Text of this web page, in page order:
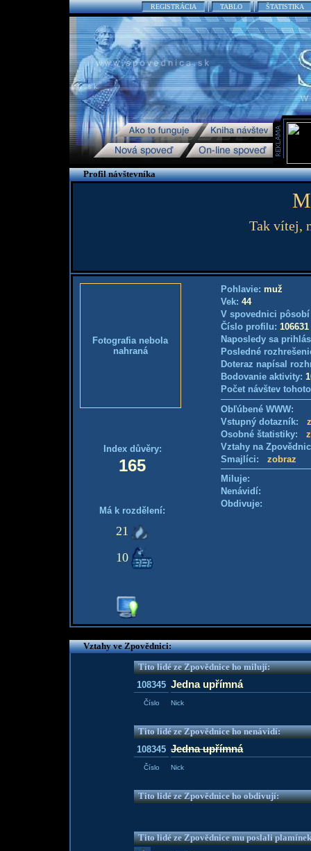
REGISTRÁCIA TABLO ŠTATISTIKA
Profil návštevníka
Tak vítej,
Fotografia nebola
nahraná
Index důvěry:
165
Má k rozdělení:
21
10
Pohlavie: muž
Vek: 44
V spovednici
Číslo profilu: 106631
Naposledy sa
Posledné
Doteraz napísal
Bodovanie aktivity:
Počet návštev
Obľúbené WWW:
Vstupný dotazník:
Osobné štatistiky:
Vztahy na
Smajlíci: zobraz
Miluje:
Nenávidí:
Obdivuje:
Vztahy ve Zpovědnici:
Tito lidé ze Zpovědnice ho milují:
108345 Jedna upřímná
Číslo Nick
Tito lidé ze Zpovědnice ho nenávidí:
108345 Jedna upřímná
Číslo Nick
Tito lidé ze Zpovědnice ho obdivují:
Tito lidé ze Zpovědnice mu poslali